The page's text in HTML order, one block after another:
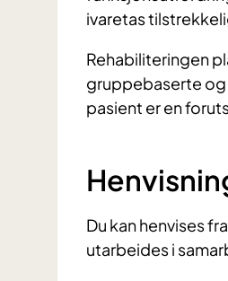
ivaretas
Rehabiliteringen
gruppebaserte og
pasient er en
Du kan henvises
utarbeides i